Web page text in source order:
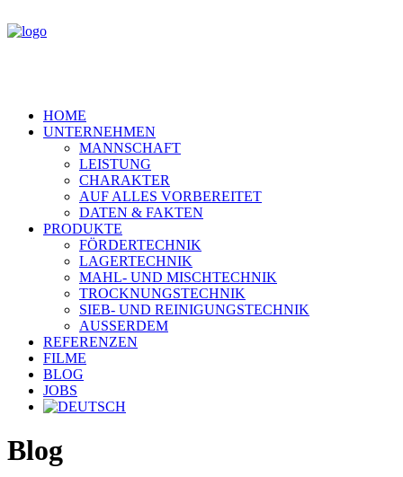
HOME
UNTERNEHMEN
MANNSCHAFT
LEISTUNG
CHARAKTER
AUF ALLES VORBEREITET
DATEN & FAKTEN
PRODUKTE
FÖRDERTECHNIK
LAGERTECHNIK
MAHL- UND MISCHTECHNIK
TROCKNUNGSTECHNIK
SIEB- UND REINIGUNGSTECHNIK
AUSSERDEM
REFERENZEN
FILME
BLOG
JOBS
Blog